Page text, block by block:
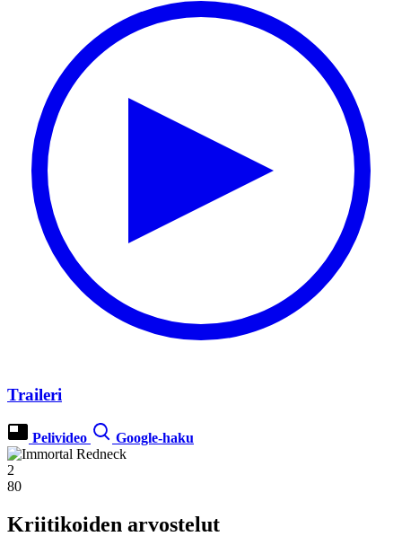
Traileri
Pelivideo Google-haku
2
80
Kriitikoiden arvostelut